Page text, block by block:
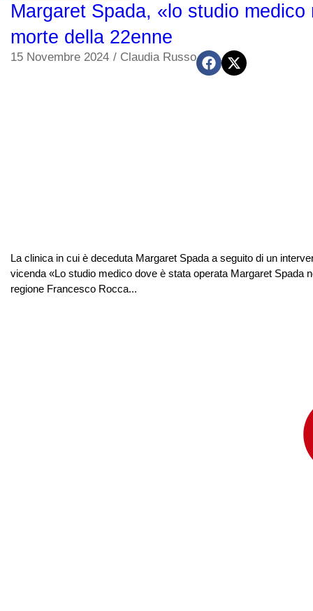
Margaret Spada, «lo studio
morte della 22enne
15 Novembre 2024 / Claudia Russo
La clinica in cui è deceduta Margaret Spada a seguito di un
vicenda «Lo studio medico dove è stata operata Margaret Spada
regione Francesco Rocca...